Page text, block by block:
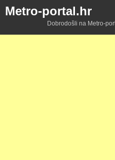
Metro-portal.hr
Dobrodošli na Metro-